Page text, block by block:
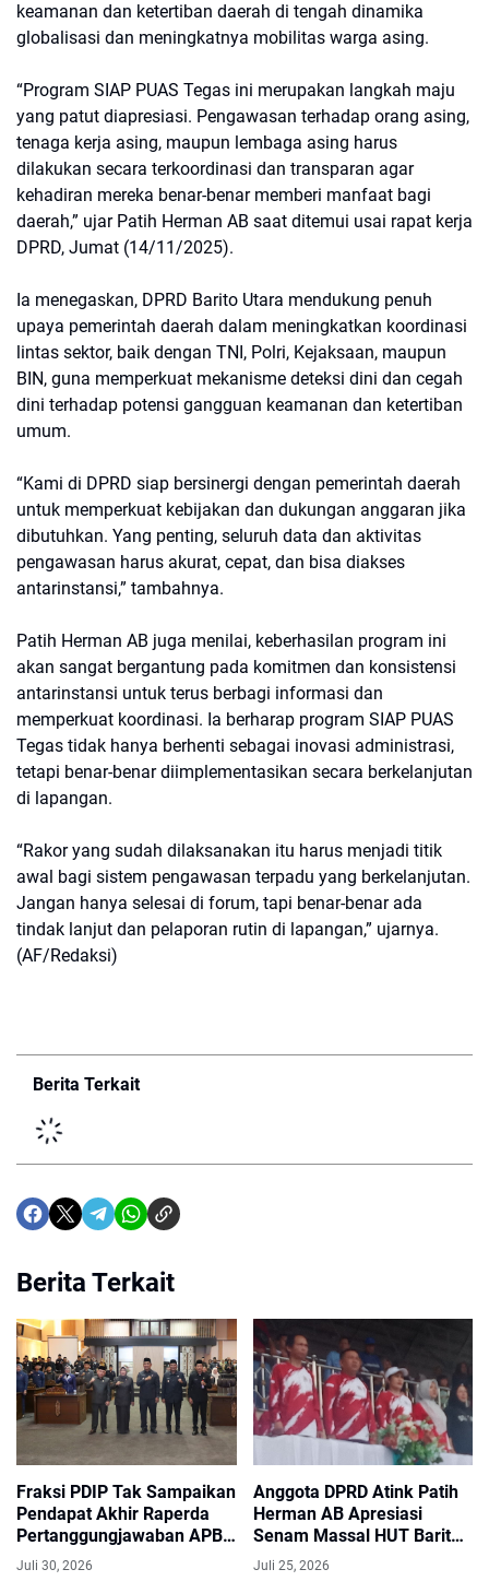
keamanan dan ketertiban daerah di tengah dinamika
globalisasi dan meningkatnya mobilitas warga asing.
“Program SIAP PUAS Tegas ini merupakan langkah maju
yang patut diapresiasi. Pengawasan terhadap orang asing,
tenaga kerja asing, maupun lembaga asing harus
dilakukan secara terkoordinasi dan transparan agar
kehadiran mereka benar-benar memberi manfaat bagi
daerah,” ujar Patih Herman AB saat ditemui usai rapat kerja
DPRD, Jumat (14/11/2025).
Ia menegaskan, DPRD Barito Utara mendukung penuh
upaya pemerintah daerah dalam meningkatkan koordinasi
lintas sektor, baik dengan TNI, Polri, Kejaksaan, maupun
BIN, guna memperkuat mekanisme deteksi dini dan cegah
dini terhadap potensi gangguan keamanan dan ketertiban
umum.
“Kami di DPRD siap bersinergi dengan pemerintah daerah
untuk memperkuat kebijakan dan dukungan anggaran jika
dibutuhkan. Yang penting, seluruh data dan aktivitas
pengawasan harus akurat, cepat, dan bisa diakses
antarinstansi,” tambahnya.
Patih Herman AB juga menilai, keberhasilan program ini
akan sangat bergantung pada komitmen dan konsistensi
antarinstansi untuk terus berbagi informasi dan
memperkuat koordinasi. Ia berharap program SIAP PUAS
Tegas tidak hanya berhenti sebagai inovasi administrasi,
tetapi benar-benar diimplementasikan secara berkelanjutan
di lapangan.
“Rakor yang sudah dilaksanakan itu harus menjadi titik
awal bagi sistem pengawasan terpadu yang berkelanjutan.
Jangan hanya selesai di forum, tapi benar-benar ada
tindak lanjut dan pelaporan rutin di lapangan,” ujarnya.
(AF/Redaksi)
Berita Terkait
Berita Terkait
Fraksi PDIP Tak Sampaikan
Pendapat Akhir Raperda
Pertanggungjawaban APBD
2025, Paripurna DPRD
Juli 30, 2026
Anggota DPRD Atink Patih
Herman AB Apresiasi
Senam Massal HUT Barito
Utara, Perkuat Semangat
Juli 25, 2026